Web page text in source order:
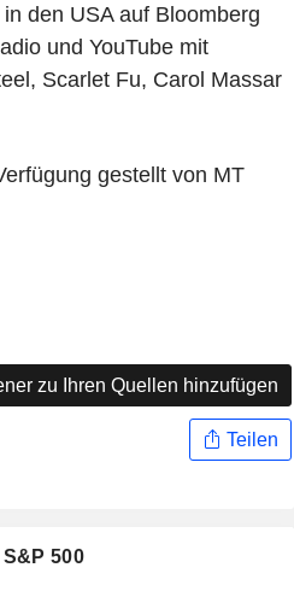
den USA auf Bloomberg
und YouTube mit
Scarlet Fu, Carol Massar
gestellt von MT
zu Ihren Quellen hinzufügen
Teilen
500